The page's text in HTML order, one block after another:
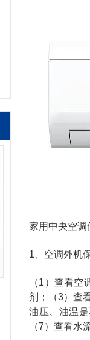
家用中央空调
1、空调外机
（1）查看
剂；（3）查
油压、油温
（7）查看水